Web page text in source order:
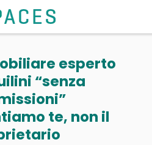
esperto
“senza
te, non il